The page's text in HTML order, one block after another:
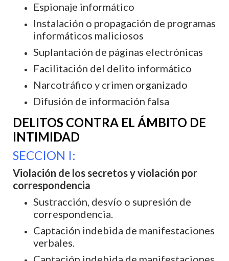
Espionaje informático
Instalación o propagación de programas
informáticos maliciosos
Suplantación de páginas electrónicas
Facilitación del delito informático
Narcotráfico y crimen organizado
Difusión de información falsa
DELITOS CONTRA EL ÁMBITO DE
INTIMIDAD
SECCION I:
Violación de los secretos y violación por
correspondencia
Sustracción, desvío o supresión de
correspondencia.
Captación indebida de manifestaciones
verbales.